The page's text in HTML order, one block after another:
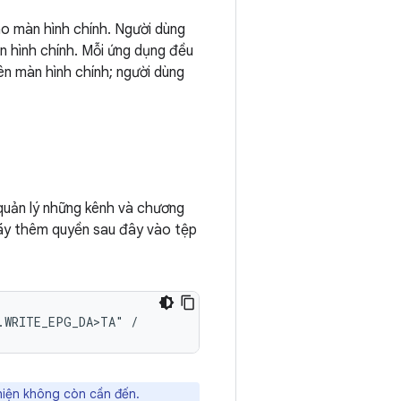
màn hình chính. Người dùng
chính. Mỗi ứng dụng đều
màn hình chính; người dùng
lý những kênh và chương
thêm quyền sau đây vào tệp
A"
không còn cần đến.